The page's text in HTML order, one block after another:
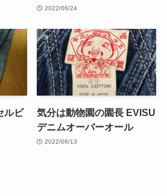
2022/06/24
ルビ
気分は動物園の園長 EVISU
デニムオーバーオール
2022/06/13